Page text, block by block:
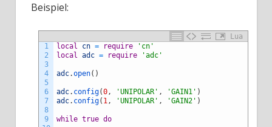
Beispiel:
Lua
1
2
3
4
5
6
7
8
9
local cn = require
'cn'
local adc = require 'adc'
adc.open( )
adc. config(0, 'UNIPOLAR' , 'GAIN1' )
adc. config( 1, 'UNIPOLAR' , 'GAIN2' )
while true do